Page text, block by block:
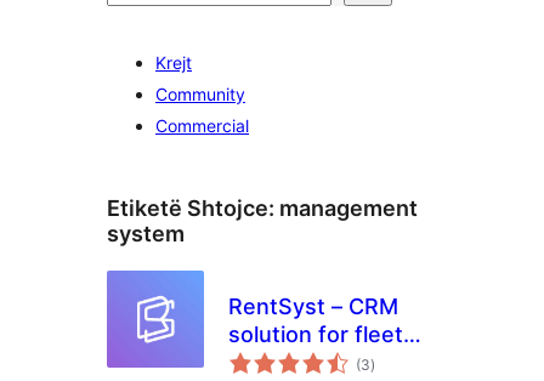
Krejt
Community
Commercial
Etiketë Shtojce: management
system
RentSyst – CRM
solution for fleet
management
(3vlerësime
gjithsej
)